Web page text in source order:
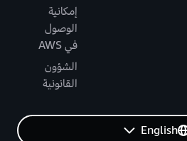
إمكانية
الوصول
في AWS
الشؤون
القانونية
English